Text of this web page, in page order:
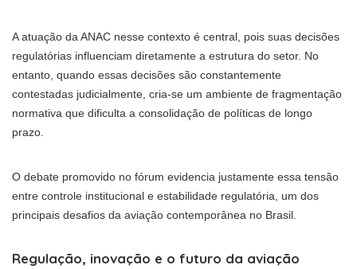
A atuação da ANAC nesse contexto é central, pois suas decisões
regulatórias influenciam diretamente a estrutura do setor. No
entanto, quando essas decisões são constantemente
contestadas judicialmente, cria-se um ambiente de fragmentação
normativa que dificulta a consolidação de políticas de longo
prazo.
O debate promovido no fórum evidencia justamente essa tensão
entre controle institucional e estabilidade regulatória, um dos
principais desafios da aviação contemporânea no Brasil.
Regulação, inovação e o futuro da aviação